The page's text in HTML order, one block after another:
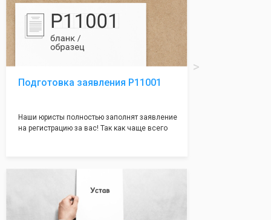
Подготовка заявления Р11001
Наши юристы полностью заполнят заявление
на регистрацию за вас! Так как чаще всего
большая часть отказов - наши юристы с
оформление самого сложного документа на
себя! Многолетний опыт работы наших
юристов позволяет оформлять заявление без